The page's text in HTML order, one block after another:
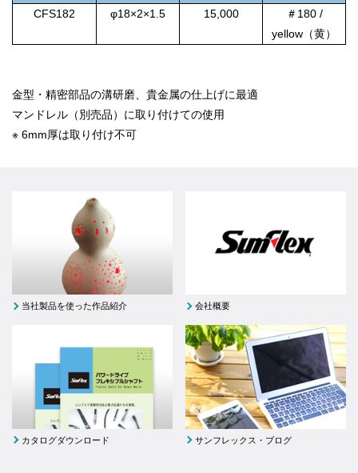
CFS182 φ18×2×1.5 15,000
＃180 /
yellow（黄）
金型・精密部品の溝研磨、貴金属の仕上げに最適
マンドレル（別売品）に取り付けての使用
※ 6mm厚は取り付け不可
当社製品を使った作品紹介 会社概要
カタログダウンロード サンフレックス・ブログ